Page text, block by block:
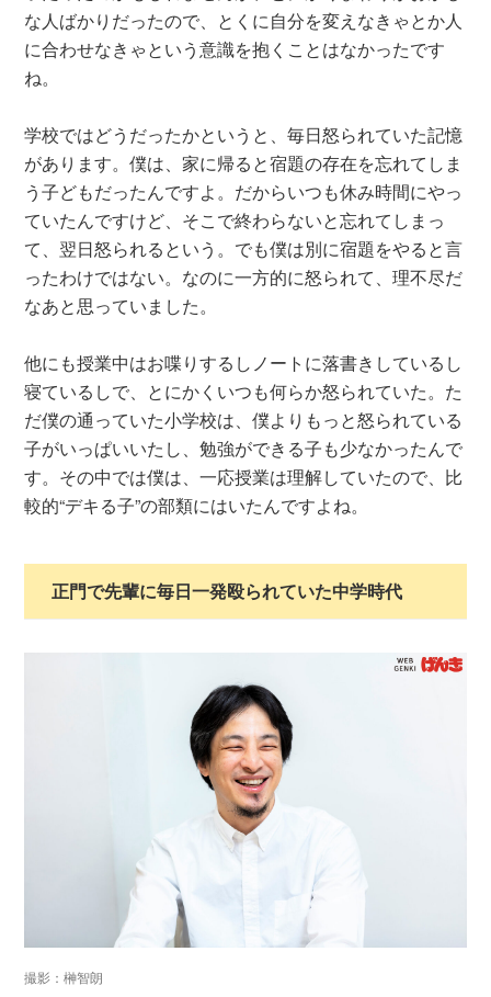
な人ばかりだったので、とくに自分を変えなきゃとか人
に合わせなきゃという意識を抱くことはなかったです
ね。
学校ではどうだったかというと、毎日怒られていた記憶
があります。僕は、家に帰ると宿題の存在を忘れてしま
う子どもだったんですよ。だからいつも休み時間にやっ
ていたんですけど、そこで終わらないと忘れてしまっ
て、翌日怒られるという。でも僕は別に宿題をやると言
ったわけではない。なのに一方的に怒られて、理不尽だ
なあと思っていました。
他にも授業中はお喋りするしノートに落書きしているし
寝ているしで、とにかくいつも何らか怒られていた。た
だ僕の通っていた小学校は、僕よりもっと怒られている
子がいっぱいいたし、勉強ができる子も少なかったんで
す。その中では僕は、一応授業は理解していたので、比
較的“デキる子”の部類にはいたんですよね。
正門で先輩に毎日一発殴られていた中学時代
撮影：榊智朗